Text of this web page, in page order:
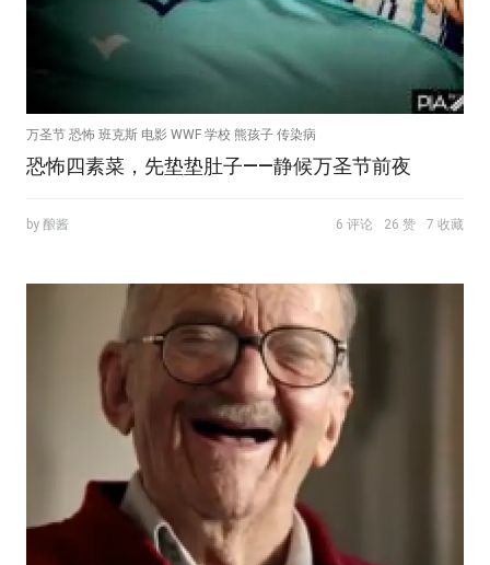
万圣节 恐怖 班克斯 电影 WWF 学校 熊孩子 传染病
恐怖四素菜，先垫垫肚子——静候万圣节前夜
by 酿酱 6 评论 26 赞 7 收藏